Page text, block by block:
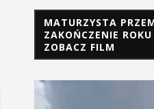
MATURZYSTA
ZAKOŃCZENIE
ZOBACZ FILM
Odtwarzacz
video